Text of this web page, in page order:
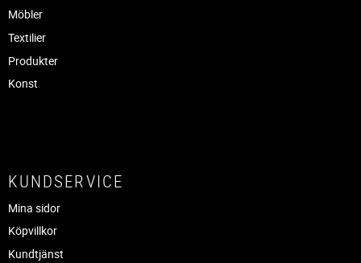
Möbler
Textilier
Produkter
Konst
KUNDSERVICE
Mina sidor
Köpvillkor
Kundtjänst